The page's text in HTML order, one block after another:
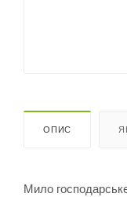
ОПИС
Мило